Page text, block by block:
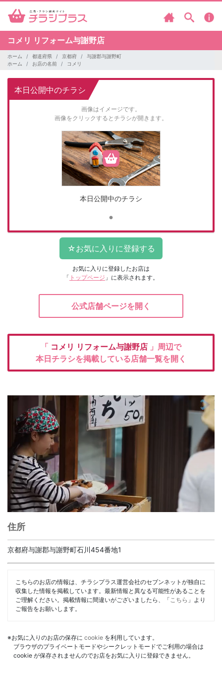
コメリ リフォーム与謝野店
ホーム 都道府県 京都府
与謝郡与謝野町
ホーム
お店の名前 コメリ
本日公開中のチラシ
画像はイメージです。
画像をクリックするとチラシが開きます。
本日公開中のチラシ
お気に入りに登録したお店は
「 トップページ 」に表示されます。
公式店舗ページを開く
「 コメリ リフォーム与謝野店 」周辺で
本日チラシを掲載している店舗一覧を開く
住所
京都府与謝郡与謝野町石川454番地1
こちらのお店の情報は、チラシプラス運営会社のセブンネットが独自に
収集した情報を掲載しています。最新情報と異なる可能性があることを
ご理解ください。掲載情報に間違いがございましたら、「 こちら 」より
ご報告をお願いします。
※お気に入りのお店の保存に cookie を利用しています。
ブラウザのプライベートモードやシークレットモードでご利用の場合は
cookie が保存されませんのでお店をお気に入りに登録できません。